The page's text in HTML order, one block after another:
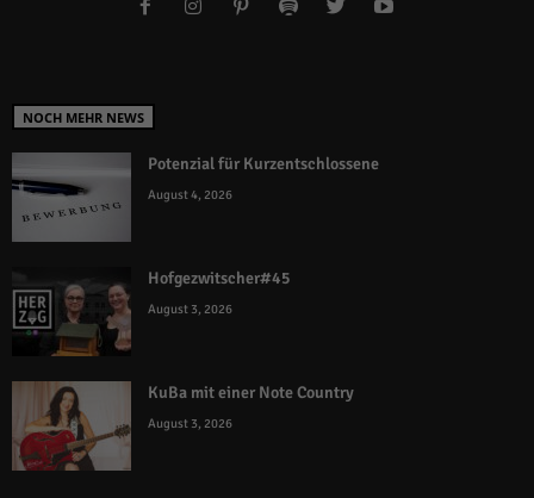
NOCH MEHR NEWS
Potenzial für Kurzentschlossene
August 4, 2026
Hofgezwitscher#45
August 3, 2026
KuBa mit einer Note Country
August 3, 2026